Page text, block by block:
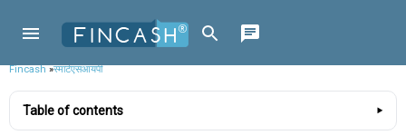
Fincash»स्मार्टएसआयपी
Table of contents